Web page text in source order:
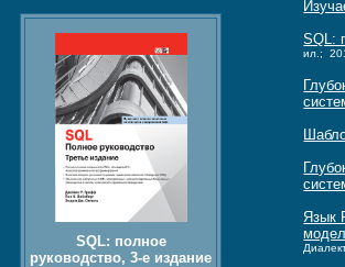
SQL: полное
руководство, 3-е издание
SQL:
ил.;
Язык